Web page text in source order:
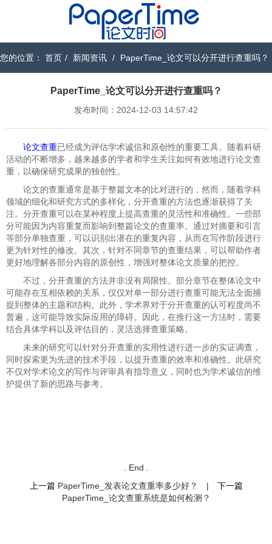
您的位置： 首页 / 新闻资讯 / PaperTime_论文可以分开进行查重吗？
PaperTime_论文可以分开进行查重吗？
发布时间：2024-12-03 14:57:42
论文查重已经成为评估学术诚信和原创性的重要工具。随着科研
活动的不断增多，越来越多的学者和学生关注如何有效地进行论文查
重，以确保研究成果的独创性。
论文的查重通常是基于整篇文本的比对进行的，然而，随着学科
领域的细化和研究方式的多样化，分开查重的方法也逐渐获得了关
注。分开查重可以在某种程度上提高查重的灵活性和准确性。一些部
分可能因为内容重复而影响到整篇论文的查重率。通过对摘要和引言
等部分单独查重，可以识别出潜在的重复内容，从而在写作阶段进行
更为针对性的修改。其次，针对不同章节的查重结果，可以帮助作者
更好地理解各部分内容的原创性，增强对整体论文质量的把控。
不过，分开查重的方法并非没有局限性。部分章节在整体论文中
可能存在互相依赖的关系，仅仅对单一部分进行查重可能无法全面捕
捉到整体的主题和结构。此外，学术界对于分开查重的认可程度尚不
普遍，这可能导致实际应用的障碍。因此，在推行这一方法时，需要
结合具体学科以及评估目的，灵活选择查重策略。
未来的研究可以针对分开查重的实用性进行进一步的实证调查，
同时探索更为先进的技术手段，以提升查重的效率和准确性。此研究
不仅对学术论文的写作与评审具有指导意义，同时也为学术诚信的维
护提供了新的思路与参考。
. End .
上一篇 PaperTime_发表论文查重率多少好？ |
下一篇
PaperTime_论文查重系统是如何检测？